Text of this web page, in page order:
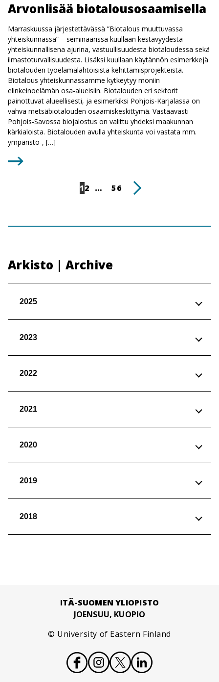
Arvonlisää biotalousosaamisella
Marraskuussa järjestettävässä ”Biotalous muuttuvassa
yhteiskunnassa” – seminaarissa kuullaan kestävyydestä
yhteiskunnallisena ajurina, vastuullisuudesta biotaloudessa sekä
ilmastoturvallisuudesta. Lisäksi kuullaan käytännön esimerkkejä
biotalouden työelämälähtöisistä kehittämisprojekteista.
Biotalous yhteiskunnassamme kytkeytyy moniin
elinkeinoelämän osa-alueisiin. Biotalouden eri sektorit
painottuvat alueellisesti, ja esimerkiksi Pohjois-Karjalassa on
vahva metsäbiotalouden osaamiskeskittymä. Vastaavasti
Pohjois-Savossa biojalostus on valittu yhdeksi maakunnan
kärkialoista. Biotalouden avulla yhteiskunta voi vastata mm.
ympäristö-, […]
ArtikkelienSivu
1Sivu
2 … Sivu
5Sivu
6 Seuraava
Arkisto | Archive
2025
2023
2022
2021
2020
2019
2018
ITÄ-SUOMEN YLIOPISTO
JOENSUU, KUOPIO
© University of Eastern Finland